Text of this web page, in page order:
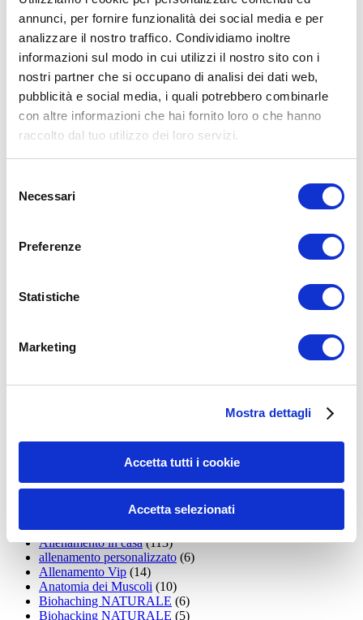
annunci, per fornire funzionalità dei social media e per
analizzare il nostro traffico. Condividiamo inoltre
informazioni sul modo in cui utilizzi il nostro sito con i
nostri partner che si occupano di analisi dei dati web,
pubblicità e social media, i quali potrebbero combinarle
con altre informazioni che hai fornito loro o che hanno
raccolto dal tuo utilizzo dei loro servizi.
delNecessari
Preferenze
Statistiche
Marketing
Mostra dettagli
Accetta tutti i cookie
Accetta selezionati
ALLENATI CON ME!
35workout
addominali scolpiti(39)
Allenamento(1.800)
Allenamento aerobico
(16)
Allenamento Braccia(9)
Allenamento con il TRX(36)
Allenamento funzionale(6)
Allenamento ibrido(9)
Allenamento in casa(113)
allenamento personalizzato (6)
Allenamento Vip (14)
Anatomia dei Muscoli (10)
Biohaching NATURALE (6)
Biohacking NATURALE (5)